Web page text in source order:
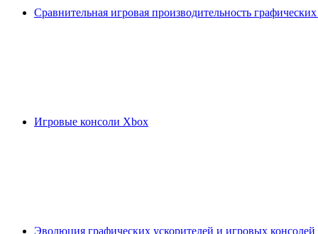
Сравнительная игровая производительность
Игровые консоли Xbox
Эволюция графических ускорителей и игровых консолей